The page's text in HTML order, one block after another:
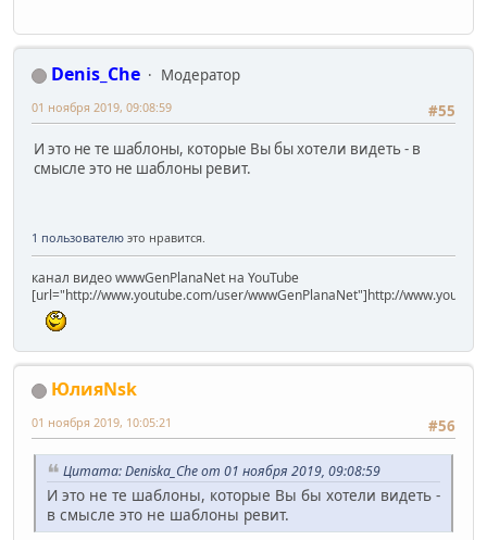
Denis_Che
Модератор
#55
01 ноября 2019, 09:08:59
И это не те шаблоны, которые Вы бы хотели видеть - в
смысле это не шаблоны ревит.
1 пользователю это нравится.
канал видео wwwGenPlanaNet на YouTube
[url="http://www.youtube.com/user/wwwGenPlanaNet"]http://
ЮлияNsk
#56
01 ноября 2019, 10:05:21
Цитата: Deniska_Che от 01 ноября 2019, 09:08:59
И это не те шаблоны, которые Вы бы хотели видеть -
в смысле это не шаблоны ревит.